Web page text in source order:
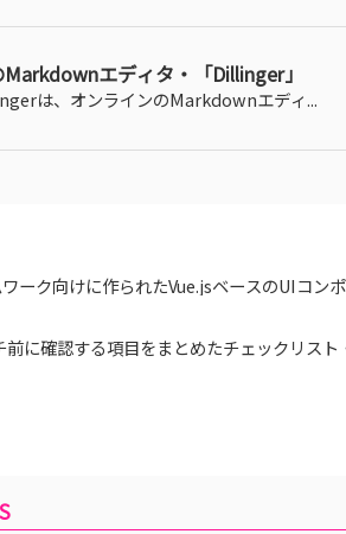
エディタ・「Dillinger」
は、オンラインのMarkdownエディ...
ーク向けに作られたVue.jsベースのUIコン
に確認する項目をまとめたチェックリス